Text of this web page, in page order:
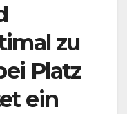
zu
Platz
ein